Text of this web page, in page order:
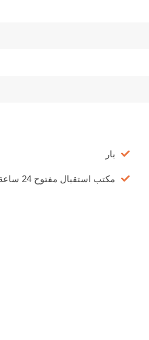
بار
مكتب استقبال مفتوح 24 ساعة